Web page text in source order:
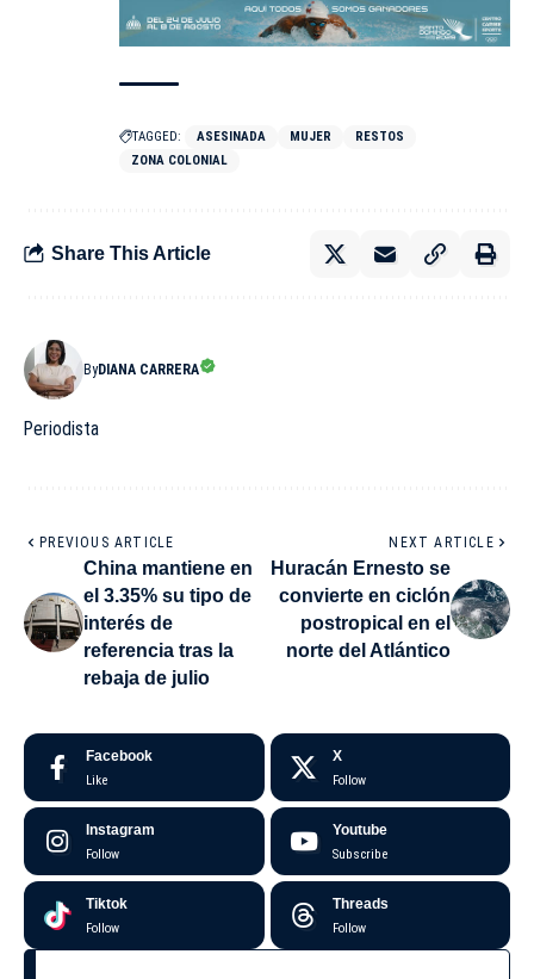
TAGGED: ASESINADA MUJER
RESTOS
ZONA COLONIAL
Share This Article
ByDIANA CARRERA
Periodista
PREVIOUS ARTICLE
China mantiene en
el 3.35% su tipo de
interés de
referencia tras la
rebaja de julio
NEXT ARTICLE
Huracán Ernesto se
convierte en ciclón
postropical en el
norte del Atlántico
Facebook
Like
X
Follow
Instagram
Follow
Youtube
Subscribe
Tiktok
Follow
Threads
Follow